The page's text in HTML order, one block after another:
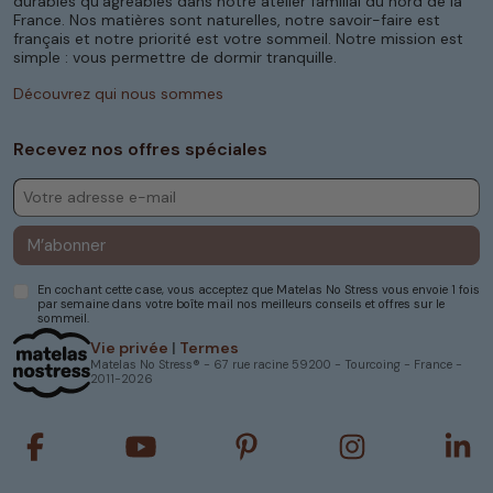
Un excellent compromis entre
confort et encombrement
couchage appréciable tout en restant plus
compromis plaît particulièrement aux adultes
vivant seuls ou aux adolescents recherchant
davantage d'espace.
Voici quelques avantages de cette dimension :
meilleure liberté de mouvement
format adapté aux petites chambres
couchage confortable pour une personne
intégration facile dans différents intérieurs
large choix de technologies et de niveaux de
fermeté
Nos matelas sont conçus pour répondre à ces
plusieurs niveaux d'accueil selon les habitudes
Vie privée | Termes
Matelas No Stress® - 67 rue racine 59200 - Tourcoing - France -
2011-2026
France. Nos matières sont naturelles, notre savoir-faire est
français et notre priorité est votre sommeil. Notre mission est
simple : vous permettre de dormir tranquille.
Découvrez qui nous sommes
Recevez nos offres spéciales
M’abonner
En cochant cette case, vous acceptez que Matelas No Stress vous envoie 1 fois
par semaine dans votre boîte mail nos meilleurs conseils et offres sur le
sommeil.